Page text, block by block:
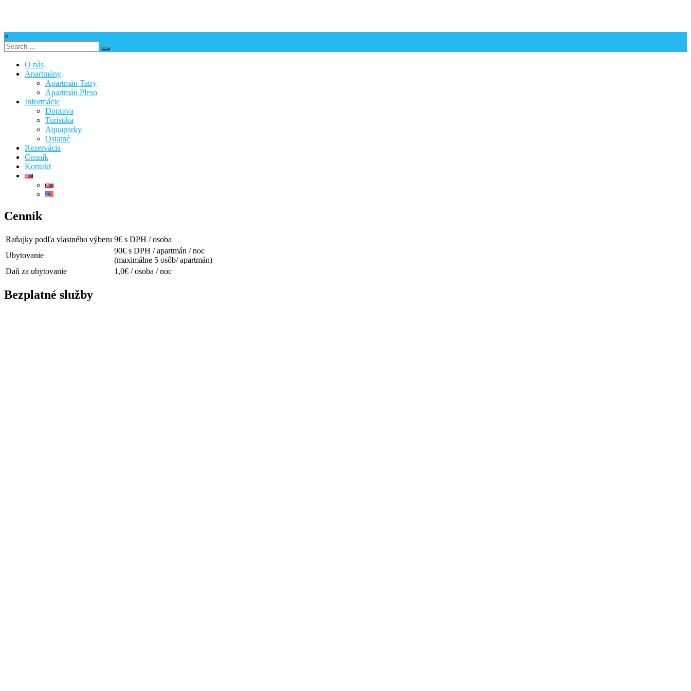
Apartmán
×
O nás
Apartmány
Apartmán Tatry
Apartmán Pleso
Informácie
Doprava
Turistika
Aquaparky
Ostatné
Rezervácia
Cenník
Kontakt
Cenník
Raňajky podľa vlastného výberu 9€ s DPH / osoba
Ubytovanie
90€ s DPH / apartmán / noc
(maximálne 5 osôb/ apartmán)
Daň za ubytovanie
1,0€ / osoba / noc
Bezplatné služby